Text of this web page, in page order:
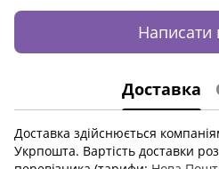
Написати
Доставка
Доставка здійснюється
Укрпошта. Вартість доставки